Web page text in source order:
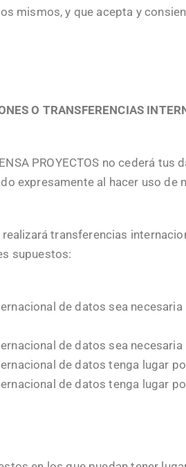
mismos, y que acepta y
O TRANSFERENCIAS
PROYECTOS no cederá
expresamente al hacer uso
realizará transferencias
supuestos:
de datos sea
de datos sea
de datos tenga lugar
de datos tenga lugar